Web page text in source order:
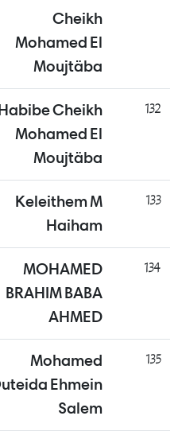
Cheikh
Mohamed El
Moujtäba
132
Habibe Cheikh
Mohamed El
Moujtäba
133
Keleithem M
Haiham
134
MOHAMED
BRAHIM BABA
AHMED
135
Mohamed
Outeida Ehmein
Salem